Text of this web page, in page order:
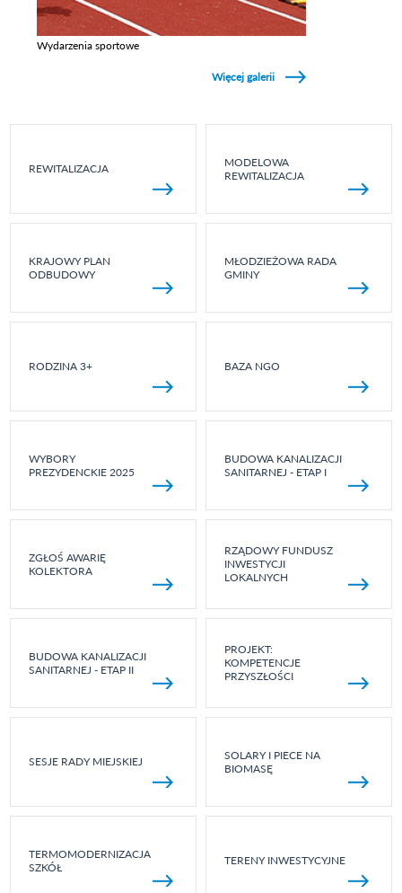
Wydarzenia sportowe
Więcej galerii
REWITALIZACJA
MODELOWA
REWITALIZACJA
KRAJOWY PLAN
ODBUDOWY
MŁODZIEŻOWA RADA
GMINY
RODZINA 3+ BAZA NGO
WYBORY
PREZYDENCKIE 2025
BUDOWA KANALIZACJI
SANITARNEJ - ETAP I
ZGŁOŚ AWARIĘ
KOLEKTORA
RZĄDOWY FUNDUSZ
INWESTYCJI
LOKALNYCH
BUDOWA KANALIZACJI
SANITARNEJ - ETAP II
PROJEKT:
KOMPETENCJE
PRZYSZŁOŚCI
SESJE RADY MIEJSKIEJ
SOLARY I PIECE NA
BIOMASĘ
TERMOMODERNIZACJA
SZKÓŁ
TERENY INWESTYCYJNE